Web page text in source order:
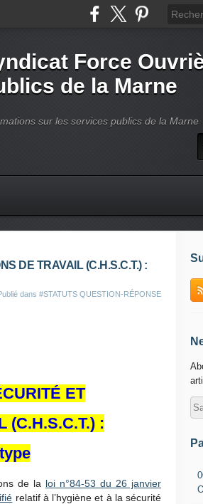
Force
de la Marne
sur les services publics de la Marne
DE TRAVAIL (C.H.S.C.T.) :
dans #STATUTS QUESTION-RÉPONSE
ET
(C.H.S.C.T.) :
de la loi n°84-53 du 26 janvier
relatif à l’hygiène et à la sécurité